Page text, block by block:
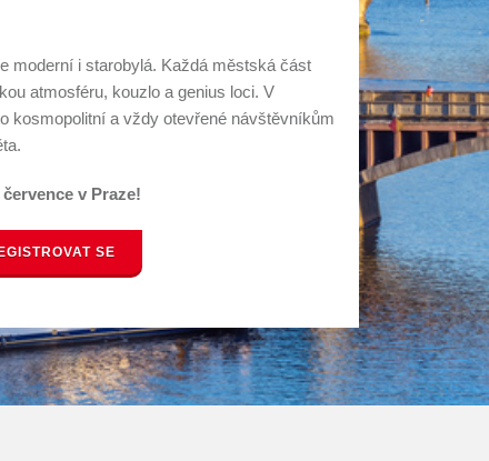
moderní i starobylá. Každá městská část
atmosféru, kouzlo a genius loci. V
kosmopolitní a vždy otevřené návštěvníkům
července v Praze!
SE